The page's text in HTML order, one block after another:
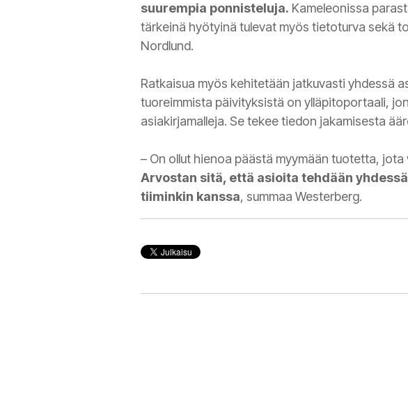
suurempia ponnisteluja. Kameleonissa
tärkeinä hyötyinä tulevat myös tietoturva sekä
Nordlund.
Ratkaisua myös kehitetään jatkuvasti yhdessä
tuoreimmista päivityksistä on ylläpitoportaali,
asiakirjamalleja. Se tekee tiedon jakamisesta
– On ollut hienoa päästä myymään tuotetta,
Arvostan sitä, että asioita tehdään
tiiminkin kanssa, summaa Westerberg.